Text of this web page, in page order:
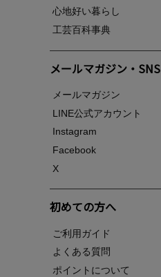
心地好い暮らし
工芸百科事典
メールマガジン・SNS
メールマガジン
LINE公式アカウント
Instagram
Facebook
X
初めての方へ
ご利用ガイド
よくある質問
ポイントについて